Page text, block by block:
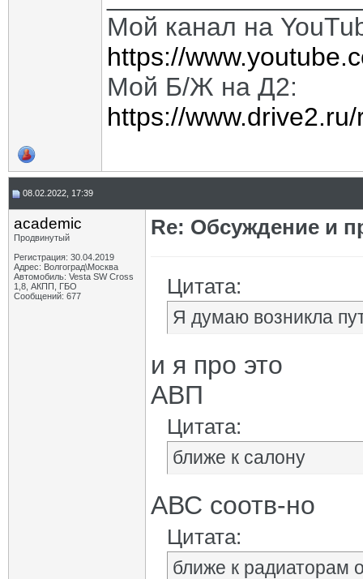
Мой канал на
https://
Мой Б/Ж на Д2:
https://
08.02.2022, 17:39
academic
Продвинутый
Регистрация: 30.04.2019
Адрес: Волгоград\Москва
Автомобиль: Vesta SW Cross
1,8, АКПП, ГБО
Сообщений: 677
Re: Обсуждение и
Цитата:
Я думаю возникла
и я про это
АВП
Цитата:
ближе к салону
АВС соотв-но
Цитата:
ближе к радиаторам